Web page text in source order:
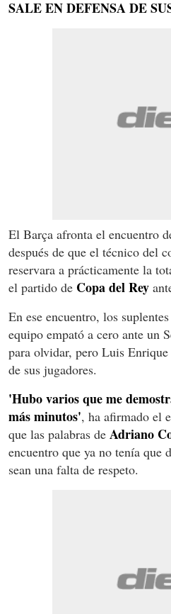
SALE EN DEFENSA DE
El Barça afronta el encuentro
después de que el técnico del
reservara a prácticamente la
el partido de Copa del Rey
En ese encuentro, los
equipo empató a cero ante un
para olvidar, pero Luis
de sus jugadores.
'Hubo varios que me
más minutos', ha afirmado el
que las palabras de Adriano
encuentro que ya no tenía que
sean una falta de respeto.